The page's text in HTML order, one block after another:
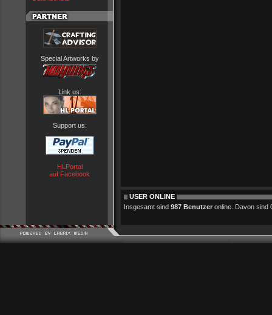
Special Artworks by
Link us:
Support us:
HLPortal
auf Facebook
USER ONLINE
Insgesamt sind 987 Benutzer online. Davon sind